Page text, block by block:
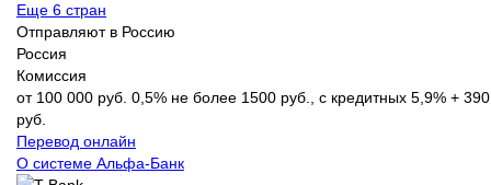
Еще 6 стран
Отправляют в Россию
Россия
Комиссия
от 100 000 руб. 0,5% не более 1500 руб., с кредитных 5,9% + 390
руб.
Перевод онлайн
О системе Альфа-Банк